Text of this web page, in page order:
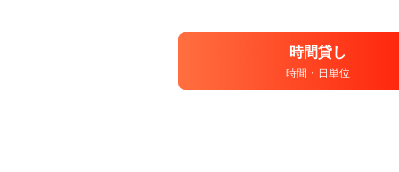
時間貸し
時間・日単位